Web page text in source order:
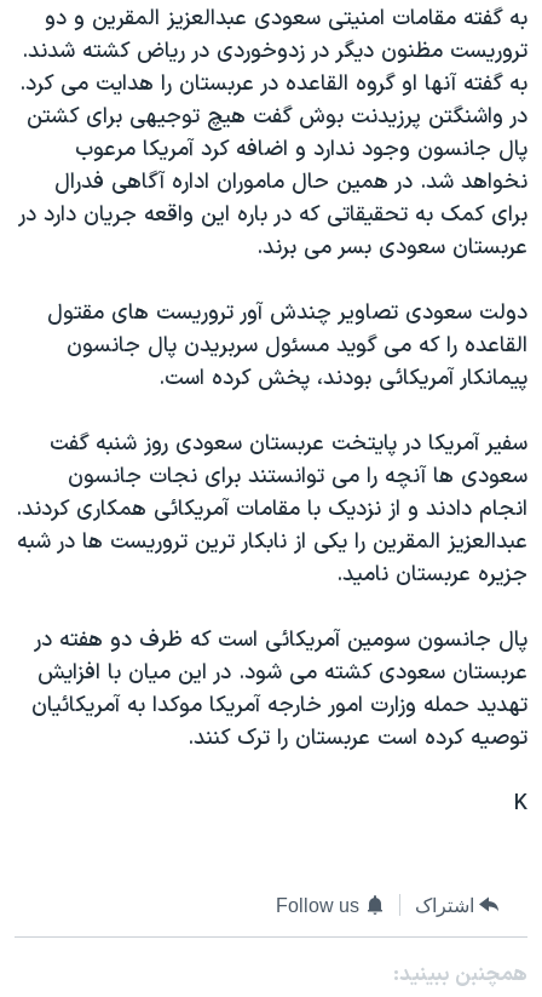
اقتصادی
علم و فناوری
اسرائیل در جنگ
گالری عکس
آرشیو پخش زنده
حمله جمهوری اسلامی به اسرائیل
رمز مهسا
ورزش زنان در ایران
اعتراضات زن، زندگی، آزادی
مجموعه مستندهای دادخواهی
تریبونال مردمی آبان ۹۸
چهل سال گروگان‌گیری
قانون شفافیت دارائی کادر رهبری ایران
اسرائیل در جنگ
نرگس محمدی برنده جایزه نوبل صلح
همایش محافظه‌کاران آمریکا «سی‌پک»
صفحه‌های ویژه
سفر پرزیدنت ترامپ به چین
زبانهای مختلف
به گفته مقامات امنيتی سعودی عبدالعزيز المقرين و دو
تروريست مظنون ديگر در زدوخوردی در رياض کشته شدند.
به گفته آنها او گروه القاعده در عربستان را هدايت می کرد.
در واشنگتن پرزيدنت بوش گفت هيچ توجيهی برای کشتن
پال جانسون وجود ندارد و اضافه کرد آمريکا مرعوب
نخواهد شد. در همين حال ماموران اداره آگاهی فدرال
برای کمک به تحقيقاتی که در باره اين واقعه جريان دارد در
عربستان سعودی بسر می برند.
دولت سعودی تصاوير چندش آور تروريست های مقتول
القاعده را که می گويد مسئول سربريدن پال جانسون
پيمانکار آمريکائی بودند، پخش کرده است.
سفير آمريکا در پايتخت عربستان سعودی روز شنبه گفت
سعودی ها آنچه را می توانستند برای نجات جانسون
انجام دادند و از نزديک با مقامات آمريکائی همکاری کردند.
عبدالعزيز المقرين را يکی از نابکار ترين تروريست ها در شبه
جزيره عربستان ناميد.
پال جانسون سومين آمريکائی است که ظرف دو هفته در
عربستان سعودی کشته می شود. در اين ميان با افزايش
تهديد حمله وزارت امور خارجه آمريکا موکدا به آمريکائيان
توصيه کرده است عربستان را ترک کنند.
K
اشتراک Follow us
همچنبن ببینید: